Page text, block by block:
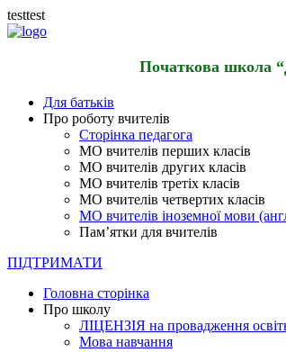
testtest
Початкова школа
Для батьків
Про роботу вчителів
Сторінка педагога
МО вчителів перших класів
МО вчителів других класів
МО вчителів третіх класів
МО вчителів четвертих класів
МО вчителів іноземної мови
Пам’ятки для вчителів
ПІДТРИМАТИ
Головна сторінка
Про школу
ЛІЦЕНЗІЯ на провадження
Мова навчання